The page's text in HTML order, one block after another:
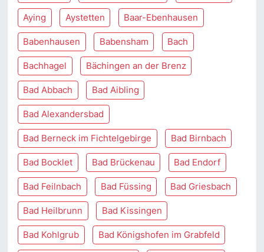
Aying Aystetten Baar-Ebenhausen
Babenhausen Babensham Bach
Bachhagel Bächingen an der Brenz
Bad Abbach Bad Aibling
Bad Alexandersbad
Bad Berneck im Fichtelgebirge Bad Birnbach
Bad Bocklet Bad Brückenau Bad Endorf
Bad Feilnbach Bad Füssing Bad Griesbach
Bad Heilbrunn Bad Kissingen
Bad Kohlgrub Bad Königshofen im Grabfeld